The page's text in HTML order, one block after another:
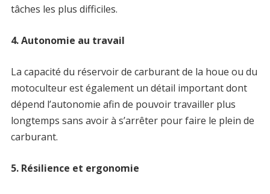
tâches les plus difficiles.
4. Autonomie au travail
La capacité du réservoir de carburant de la houe ou du
motoculteur est également un détail important dont
dépend l’autonomie afin de pouvoir travailler plus
longtemps sans avoir à s’arrêter pour faire le plein de
carburant.
5. Résilience et ergonomie